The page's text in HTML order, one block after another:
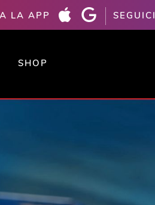
LA APP SEGUICI
SHOP